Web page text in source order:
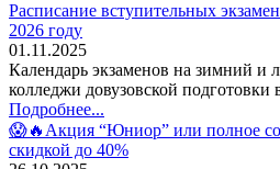
Расписание вступительных
2026 году
01.11.2025
Календарь экзаменов на зимний и
колледжи довузовской подготовки
Подробнее...
😱🔥Акция “Юниор” или полное
скидкой до 40%